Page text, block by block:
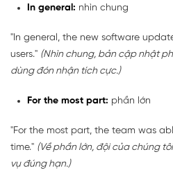
In general: nhìn chung
"In general, the new software
users." (Nhìn chung, bản cập nhật
dùng đón nhận tích cực.)
For the most part: phần lớn
"For the most part, the team was
time." (Về phần lớn, đội của chúng
vụ đúng hạn.)